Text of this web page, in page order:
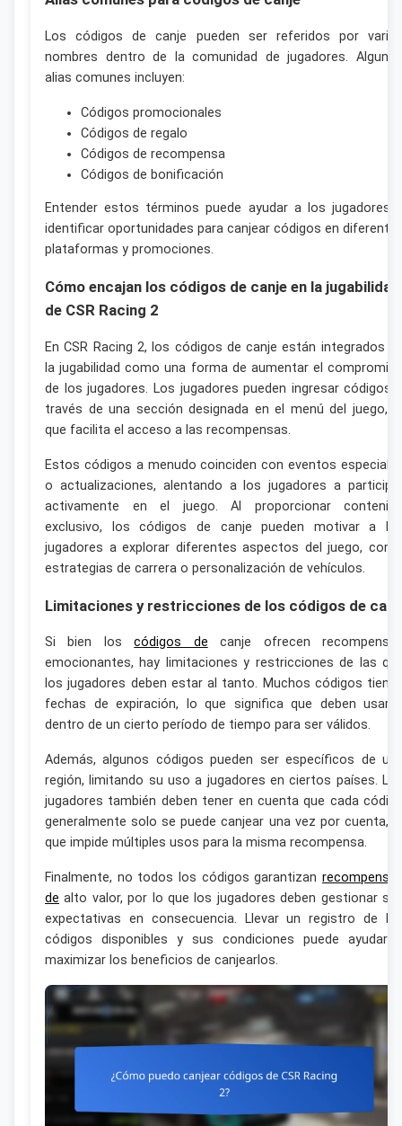
Los códigos de canje pueden ser referidos por
nombres dentro de la comunidad de jugadores.
alias comunes incluyen:
Códigos promocionales
Códigos de regalo
Códigos de recompensa
Códigos de bonificación
Entender estos términos puede ayudar a los jugadores
identificar oportunidades para canjear códigos en
plataformas y promociones.
Cómo encajan los códigos de canje en la jugabilidad
de CSR Racing 2
En CSR Racing 2, los códigos de canje están integrados
la jugabilidad como una forma de aumentar el
de los jugadores. Los jugadores pueden ingresar códigos
través de una sección designada en el menú del juego,
que facilita el acceso a las recompensas.
Estos códigos a menudo coinciden con eventos
o actualizaciones, alentando a los jugadores a
activamente en el juego. Al proporcionar
exclusivo, los códigos de canje pueden motivar a
jugadores a explorar diferentes aspectos del juego,
estrategias de carrera o personalización de vehículos.
Limitaciones y restricciones de los códigos de
Si bien loscódigos de canje ofrecen
emocionantes, hay limitaciones y restricciones de las
los jugadores deben estar al tanto. Muchos códigos
fechas de expiración, lo que significa que deben
dentro de un cierto período de tiempo para ser válidos.
Además, algunos códigos pueden ser específicos de
región, limitando su uso a jugadores en ciertos países.
jugadores también deben tener en cuenta que cada
generalmente solo se puede canjear una vez por cuenta,
que impide múltiples usos para la misma recompensa.
Finalmente, no todos los códigos garantizan
de alto valor, por lo que los jugadores deben gestionar
expectativas en consecuencia. Llevar un registro de
códigos disponibles y sus condiciones puede ayudar
maximizar los beneficios de canjearlos.